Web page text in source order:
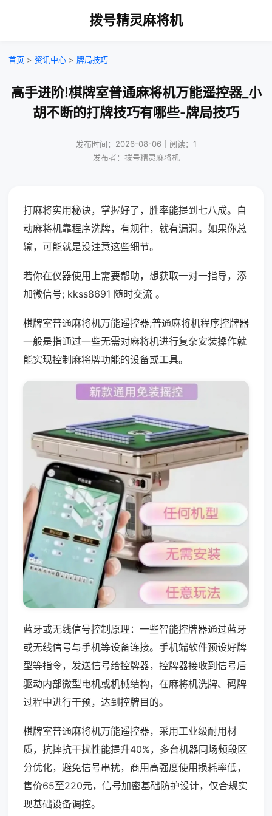
拨号精灵麻将机
首页 > 资讯中心 > 牌局技巧
高手进阶!棋牌室普通麻将机万能遥控器_小
胡不断的打牌技巧有哪些-牌局技巧
发布时间：2026-08-06｜阅读：1
发布者：拨号精灵麻将机
打麻将实用秘诀，掌握好了，胜率能提到七八成。自
动麻将机靠程序洗牌，有规律，就有漏洞。如果你总
输，可能就是没注意这些细节。
若你在仪器使用上需要帮助，想获取一对一指导，添
加微信号; kkss8691 随时交流 。
棋牌室普通麻将机万能遥控器;普通麻将机程序控牌器
一般是指通过一些无需对麻将机进行复杂安装操作就
能实现控制麻将牌功能的设备或工具。
蓝牙或无线信号控制原理：一些智能控牌器通过蓝牙
或无线信号与手机等设备连接。手机端软件预设好牌
型等指令，发送信号给控牌器，控牌器接收到信号后
驱动内部微型电机或机械结构，在麻将机洗牌、码牌
过程中进行干预，达到控牌目的。
棋牌室普通麻将机万能遥控器，采用工业级耐用材
质，抗摔抗干扰性能提升40%，多台机器同场频段区
分优化，避免信号串扰，商用高强度使用损耗率低，
售价65至220元，信号加密基础防护设计，仅合规实
现基础设备调控。